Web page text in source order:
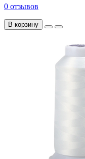
0 отзывов
В корзину